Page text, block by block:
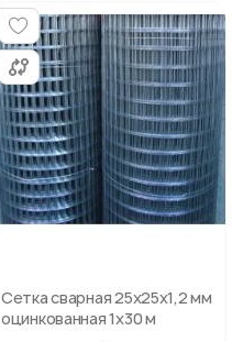
Сетка сварная 25х25х1,2 мм
оцинкованная 1х30 м